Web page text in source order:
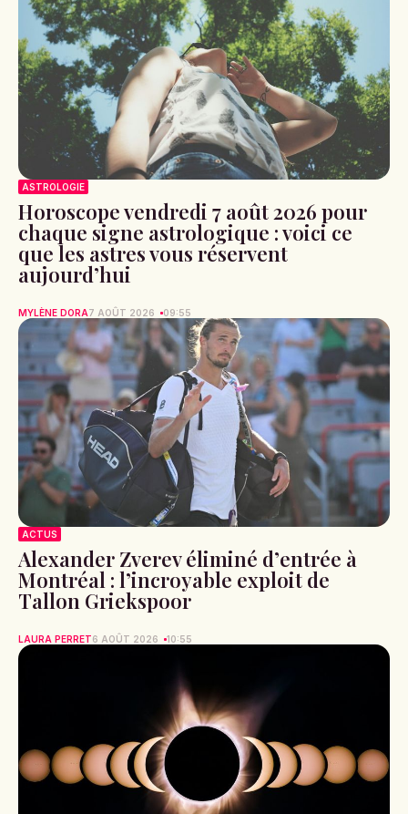
ASTROLOGIE
Horoscope vendredi 7 août 2026 pour
chaque signe astrologique : voici ce
que les astres vous réservent
aujourd’hui
MYLÈNE DORA7 AOÛT 2026 09:55
ACTUS
Alexander Zverev éliminé d’entrée à
Montréal : l’incroyable exploit de
Tallon Griekspoor
LAURA PERRET6 AOÛT 2026 10:55